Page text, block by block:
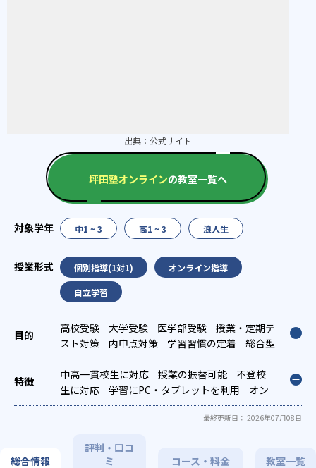
出典： 公式サイト
坪田塾オンラインの教室一覧へ
中1 ~ 3 高1 ~ 3 浪人生
個別指導(1対1) オンライン指導
自立学習
高校受験 大学受験 医学部受験
授業・定期テ
スト対策
内申点対策 学習習慣の定着
総合型
選抜(旧AO)対策
推薦入試対策
学校別特化対
策
国公立大対策 私大対策
共通テスト対策
英検(英語検定)対策
漢検(漢字検定)対策
数学
特化対策
英語・英会話特化対策
その他科目
中高一貫校生に対応 授業の振替可能
不登校
生に対応
学習にPC・タブレットを利用
オン
ライン対応
1科目から受講可能
季節講習のみ
発達障害の子どもに対応最終更新日： 2026年07月08日
総合情報
評判・口コ
ミ
コース・料金 教室一覧